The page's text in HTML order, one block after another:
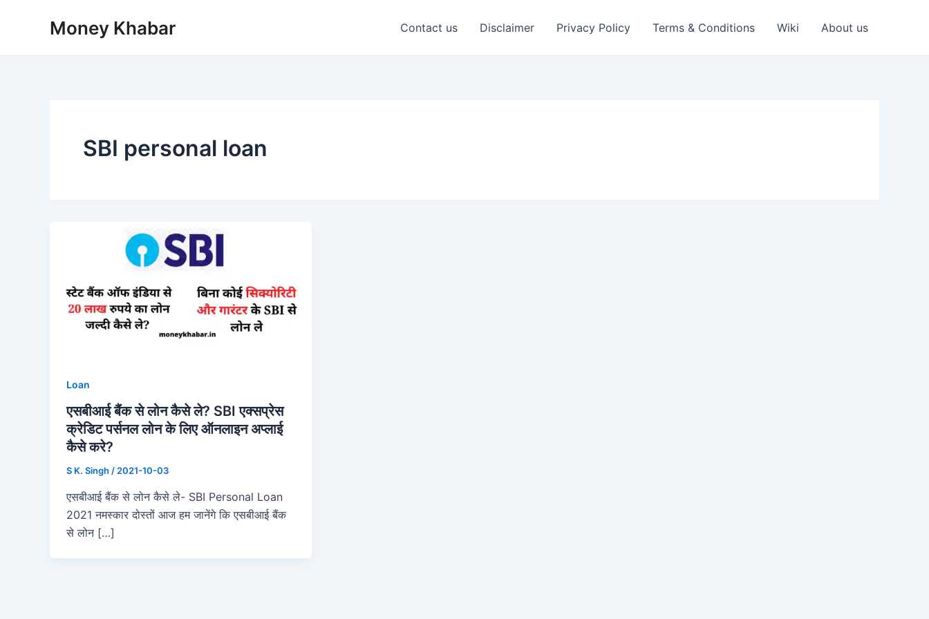
Money Khabar Contact us Disclaimer Privacy Policy Terms & Conditions Wiki About us
SBI personal loan
Loan
एसबीआई बैंक से लोन कैसे ले? SBI एक्सप्रेस
क्रेडिट पर्सनल लोन के लिए ऑनलाइन अप्लाई
कैसे करे?
S K. Singh / 2021-10-03
एसबीआई बैंक से लोन कैसे ले- SBI Personal Loan
2021 नमस्कार दोस्तों आज हम जानेंगे कि एसबीआई बैंक
से लोन […]